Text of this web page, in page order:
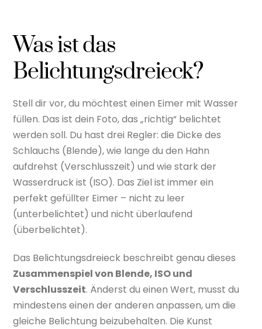
Was ist das
Belichtungsdreieck?
Stell dir vor, du möchtest einen Eimer mit Wasser
füllen. Das ist dein Foto, das „richtig“ belichtet
werden soll. Du hast drei Regler: die Dicke des
Schlauchs (Blende), wie lange du den Hahn
aufdrehst (Verschlusszeit) und wie stark der
Wasserdruck ist (ISO). Das Ziel ist immer ein
perfekt gefüllter Eimer – nicht zu leer
(unterbelichtet) und nicht überlaufend
(überbelichtet).
Das Belichtungsdreieck beschreibt genau dieses
Zusammenspiel von Blende, ISO und
Verschlusszeit. Änderst du einen Wert, musst du
mindestens einen der anderen anpassen, um die
gleiche Belichtung beizubehalten. Die Kunst